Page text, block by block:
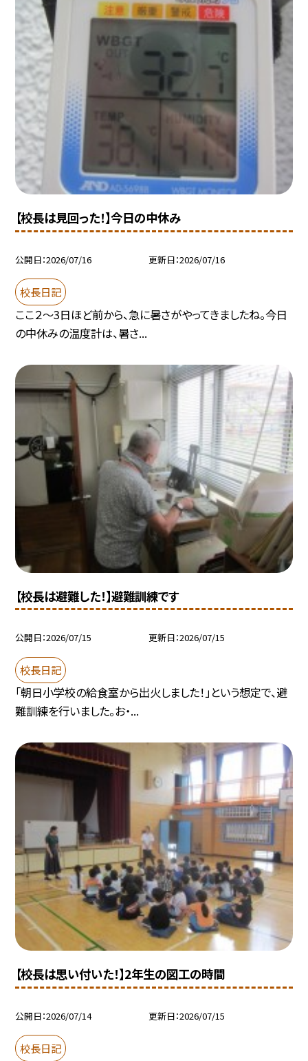
【校長は見回った！】今日の中休み
公開日 2026/07/16 更新日 2026/07/16
校長日記
ここ２～3日ほど前から、急に暑さがやってきましたね。今日
の中休みの温度計は、暑さ...
【校長は避難した！】避難訓練です
公開日 2026/07/15 更新日 2026/07/15
校長日記
「朝日小学校の給食室から出火しました！」という想定で、避
難訓練を行いました。お・...
【校長は思い付いた！】2年生の図工の時間
公開日 2026/07/14 更新日 2026/07/15
校長日記